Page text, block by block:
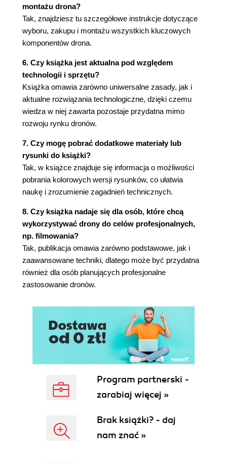
Podsumowanie (62)
Rozdział 4. Montaż drona (63)
Składanie płatowca (63)
Podłączanie silników bezszczotkowych (65)
Co to jest magistrala CAN? (66)
Rozmieszczenie czujników (66)
Programowanie systemu sterowania oraz radia
(68)
Aktualizuj! (68)
Poznawanie oprogramowania systemu
WooKong (68)
Podsumowanie (74)
Rozdział 5. Pilotowanie multikoptera (75)
Zdobądź symulator! (75)
Bezpieczeństwo (77)
Gdzie latać? (77)
Jak latać? (78)
Przedstartowa lista kontrolna (78)
Dziewicze loty Twojego multikoptera (79)
Uwaga na strugi zaśmigłowe (83)
Nie śpiesz się (83)
Podsumowanie (84)
Rozdział 6. Wyposażenie do lotów z widokiem z
Składniki systemu FPV (85)
Nadajnik i odbiornik (88)
Wyświetlacze wideo (89)
montażu drona?
Tak, znajdziesz tu szczegółowe instrukcje dotyczące
wyboru, zakupu i montażu wszystkich kluczowych
komponentów drona.
6. Czy książka jest aktualna pod względem
technologii i sprzętu?
Książka omawia zarówno uniwersalne zasady, jak i
aktualne rozwiązania technologiczne, dzięki czemu
wiedza w niej zawarta pozostaje przydatna mimo
rozwoju rynku dronów.
7. Czy mogę pobrać dodatkowe materiały lub
rysunki do książki?
Tak, w książce znajduje się informacja o możliwości
pobrania kolorowych wersji rysunków, co ułatwia
naukę i zrozumienie zagadnień technicznych.
8. Czy książka nadaje się dla osób, które chcą
wykorzystywać drony do celów profesjonalnych,
np. filmowania?
Tak, publikacja omawia zarówno podstawowe, jak i
zaawansowane techniki, dlatego może być przydatna
również dla osób planujących profesjonalne
zastosowanie dronów.
Program partnerski -
zarabiaj więcej »
Brak książki? - daj
nam znać »